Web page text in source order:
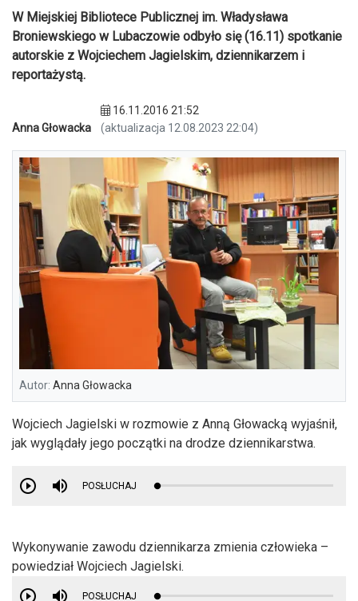
W Miejskiej Bibliotece Publicznej im. Władysława
Broniewskiego w Lubaczowie odbyło się (16.11) spotkanie
autorskie z Wojciechem Jagielskim, dziennikarzem i
reportażystą.
Anna Głowacka
16.11.2016 21:52
(aktualizacja 12.08.2023 22:04)
Autor: Anna Głowacka
Wojciech Jagielski w rozmowie z Anną Głowacką wyjaśnił,
jak wyglądały jego początki na drodze dziennikarstwa.
POSŁUCHAJ
Wykonywanie zawodu dziennikarza zmienia człowieka –
powiedział Wojciech Jagielski.
POSŁUCHAJ